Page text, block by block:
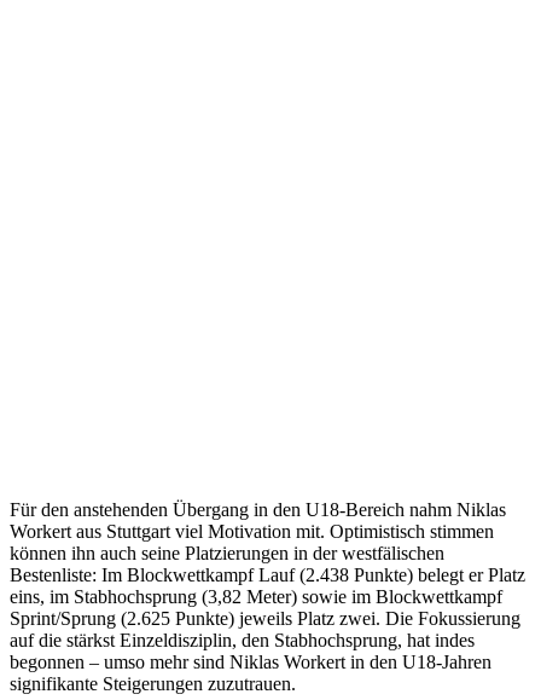
Für den anstehenden Übergang in den U18-Bereich nahm Niklas
Workert aus Stuttgart viel Motivation mit. Optimistisch stimmen
können ihn auch seine Platzierungen in der westfälischen
Bestenliste: Im Blockwettkampf Lauf (2.438 Punkte) belegt er Platz
eins, im Stabhochsprung (3,82 Meter) sowie im Blockwettkampf
Sprint/Sprung (2.625 Punkte) jeweils Platz zwei. Die Fokussierung
auf die stärkst Einzeldisziplin, den Stabhochsprung, hat indes
begonnen – umso mehr sind Niklas Workert in den U18-Jahren
signifikante Steigerungen zuzutrauen.